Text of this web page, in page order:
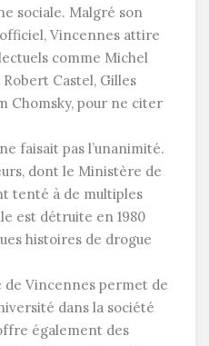
sociale. Malgré son
Vincennes attire
comme Michel
Robert Castel, Gilles
Chomsky, pour ne citer
faisait pas l’unanimité.
dont le Ministère de
tenté à de multiples
est détruite en 1980
histoires de drogue
de Vincennes permet de
dans la société
également des